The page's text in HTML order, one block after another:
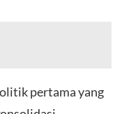
pertama yang